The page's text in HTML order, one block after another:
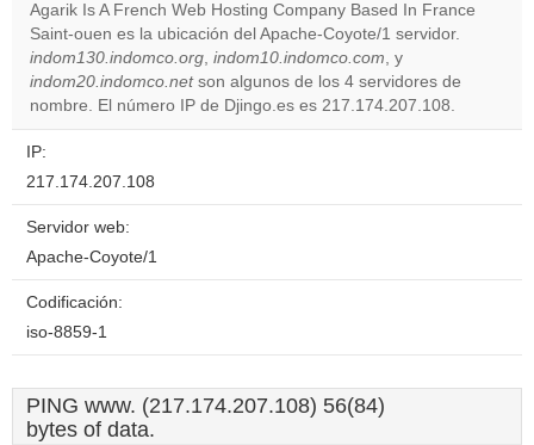
Do you
own this
website?
OK
Agarik Is A French Web Hosting Company Based In France
Saint-ouen es la ubicación del Apache-Coyote/1 servidor.
indom130.indomco.org, indom10.indomco.com, y
indom20.indomco.netson algunos de los 4 servidores de
nombre. El número IP de Djingo.es es 217.174.207.108.
IP:
217.174.207.108
Servidor web:
Apache-Coyote/1
Codificación:
iso-8859-1
PING www. (217.174.207.108) 56(84)
bytes of data.